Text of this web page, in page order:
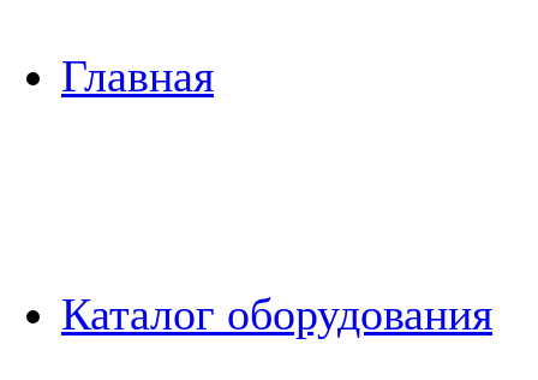
Главная
Каталог оборудования